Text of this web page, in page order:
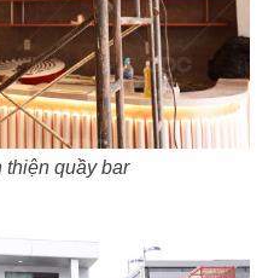
thiện quầy bar
NGÔ RESTAURANT
CN CH CZECH
HERVÉ DINING